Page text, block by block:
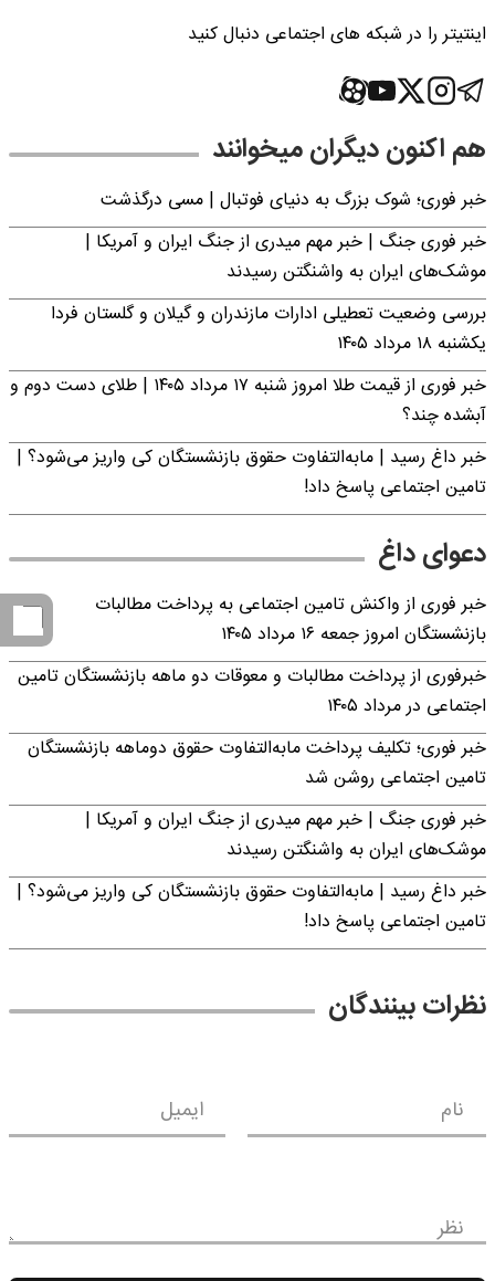
اینتیتر را در شبکه های اجتماعی دنبال کنید
هم اکنون دیگران میخوانند
خبر فوری؛‌ شوک بزرگ به دنیای فوتبال | مسی درگذشت
خبر فوری جنگ | خبر مهم میدری از جنگ ایران و آمریکا |
موشک‌های ایران به واشنگتن رسیدند
بررسی وضعیت تعطیلی ادارات مازندران و گیلان و گلستان فردا
یکشنبه ۱۸ مرداد ۱۴۰۵
خبر فوری از قیمت طلا امروز شنبه ۱۷ مرداد ۱۴۰۵ | طلای دست دوم و
آبشده چند؟
خبر داغ رسید | مابه‌التفاوت حقوق بازنشستگان کی واریز می‌شود؟ |
تامین اجتماعی پاسخ داد!
دعوای داغ
خبر فوری از واکنش تامین اجتماعی به پرداخت مطالبات
بازنشستگان امروز جمعه ۱۶ مرداد ۱۴۰۵
خبرفوری از پرداخت مطالبات و معوقات دو ماهه بازنشستگان تامین
اجتماعی در مرداد ۱۴۰۵
خبر فوری؛ تکلیف پرداخت مابه‌التفاوت حقوق دوماهه بازنشستگان
تامین اجتماعی روشن شد
خبر فوری جنگ | خبر مهم میدری از جنگ ایران و آمریکا |
موشک‌های ایران به واشنگتن رسیدند
خبر داغ رسید | مابه‌التفاوت حقوق بازنشستگان کی واریز می‌شود؟ |
تامین اجتماعی پاسخ داد!
نظرات بینندگان
نام ایمیل
نظر